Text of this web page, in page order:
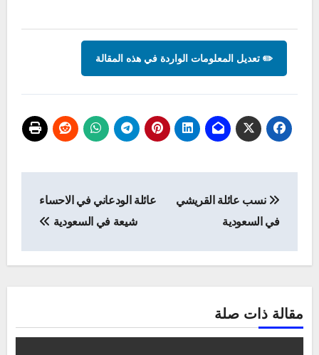
✏️ تعديل المعلومات الواردة في هذه المقالة
المقالات
نسب عائلة القريشي
في السعودية
عائلة الودعاني في الاحساء
شيعة في السعودية
مقالة ذات صلة